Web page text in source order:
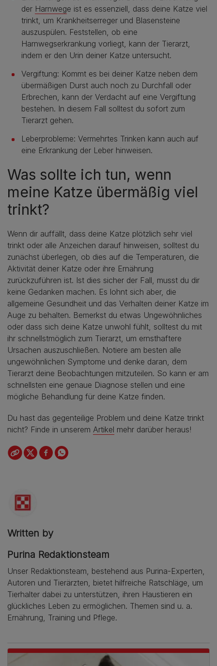
der Harnwege ist es essenziell, dass deine Katze viel
trinkt, um Krankheitserreger und Blasensteine
auszuspülen. Feststellen, ob eine
Harnwegserkrankung vorliegt, kann der Tierarzt,
indem er den Urin deiner Katze untersucht.
Vergiftung: Kommt es bei deiner Katze neben dem
übermäßigen Durst auch noch zu Durchfall oder
Erbrechen, kann der Verdacht auf eine Vergiftung
bestehen. In diesem Fall solltest du sofort zum
Tierarzt gehen.
Leberprobleme: Vermehrtes Trinken kann auch auf
eine Erkrankung der Leber hinweisen.
Was sollte ich tun, wenn
meine Katze übermäßig viel
trinkt?
Wenn dir auffällt, dass deine Katze plötzlich sehr viel
trinkt oder alle Anzeichen darauf hinweisen, solltest du
zunächst überlegen, ob dies auf die Temperaturen, die
Aktivität deiner Katze oder ihre Ernährung
zurückzuführen ist. Ist dies sicher der Fall, musst du dir
keine Gedanken machen. Es lohnt sich aber, die
allgemeine Gesundheit und das Verhalten deiner Katze im
Auge zu behalten. Bemerkst du etwas Ungewöhnliches
oder dass sich deine Katze unwohl fühlt, solltest du mit
ihr schnellstmöglich zum Tierarzt, um ernsthaftere
Ursachen auszuschließen. Notiere am besten alle
ungewöhnlichen Symptome und denke daran, dem
Tierarzt deine Beobachtungen mitzuteilen. So kann er am
schnellsten eine genaue Diagnose stellen und eine
mögliche Behandlung für deine Katze finden.
Du hast das gegenteilige Problem und deine Katze trinkt
nicht? Finde in unserem Artikel mehr darüber heraus!
Written by
Purina Redaktionsteam
Unser Redaktionsteam, bestehend aus Purina-Experten,
Autoren und Tierärzten, bietet hilfreiche Ratschläge, um
Tierhalter dabei zu unterstützen, ihren Haustieren ein
glückliches Leben zu ermöglichen. Themen sind u. a.
Ernährung, Training und Pflege.